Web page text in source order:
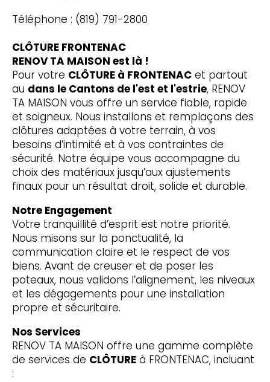
Téléphone : (819) 791-2800
CLÔTURE FRONTENAC
RENOV TA MAISON est là !
Pour votre CLÔTURE à FRONTENACet partout
au dans le Cantons de l'est et l'estrie, RENOV
TA MAISON vous offre un service fiable, rapide
et soigneux. Nous installons et remplaçons des
clôtures adaptées à votre terrain, à vos
besoins d’intimité et à vos contraintes de
sécurité. Notre équipe vous accompagne du
choix des matériaux jusqu’aux ajustements
finaux pour un résultat droit, solide et durable.
Notre Engagement
Votre tranquillité d’esprit est notre priorité.
Nous misons sur la ponctualité, la
communication claire et le respect de vos
biens. Avant de creuser et de poser les
poteaux, nous validons l’alignement, les niveaux
et les dégagements pour une installation
propre et sécuritaire.
Nos Services
RENOV TA MAISON offre une gamme complète
de services de CLÔTUREà FRONTENAC, incluant
: